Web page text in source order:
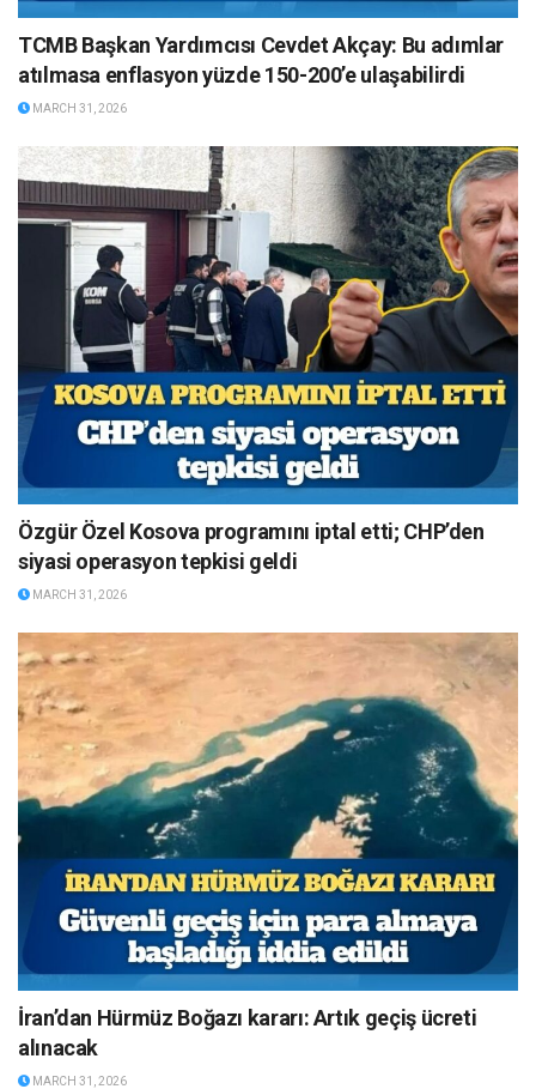
TCMB Başkan Yardımcısı Cevdet Akçay: Bu adımlar
atılmasa enflasyon yüzde 150-200’e ulaşabilirdi
MARCH 31, 2026
Özgür Özel Kosova programını iptal etti; CHP’den
siyasi operasyon tepkisi geldi
MARCH 31, 2026
İran’dan Hürmüz Boğazı kararı: Artık geçiş ücreti
alınacak
MARCH 31, 2026